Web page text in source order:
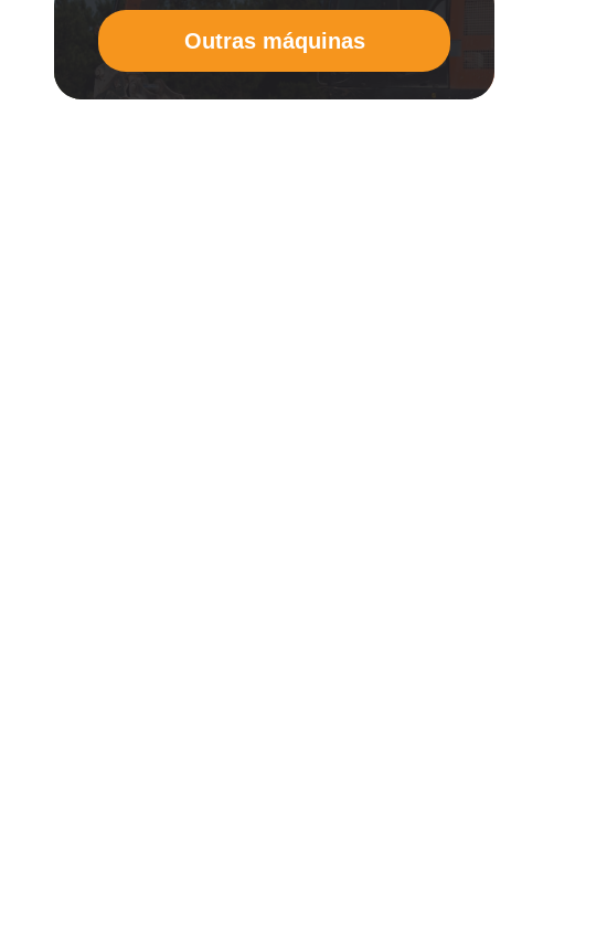
Outras máquinas